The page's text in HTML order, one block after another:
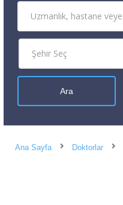
Ana Sayfa Doktorlar